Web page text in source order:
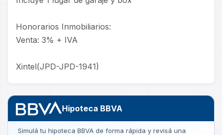
Honorarios Inmobiliarios:
Venta: 3% + IVA
Xintel(JPD-JPD-1941)
Hipoteca BBVA
Simulá tu hipoteca BBVA de forma rápida y revisá una